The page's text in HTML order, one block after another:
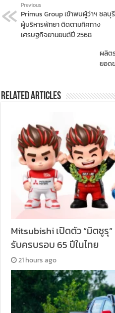
Previous
Primus Group เข้าพบผู้ว่าฯ ชลบุ
ผู้บริหารพัทยา ติดตามทิศทาง
เศรษฐกิจยานยนต์ปี 2568
ผลิต
ยอด
Related Articles
Mitsubishi เปิดตัว “มิตซูรุ
รับครบรอบ 65 ปีในไทย
21 hours ago